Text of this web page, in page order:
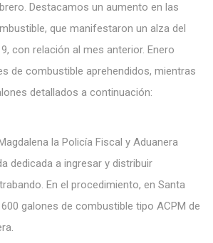
Destacamos un aumento en las
que manifestaron un alza del
con relación al mes anterior. Enero
de combustible aprehendidos, mientras
detallados a continuación:
la Policía Fiscal y Aduanera
dedicada a ingresar y distribuir
En el procedimiento, en Santa
galones de combustible tipo ACPM de